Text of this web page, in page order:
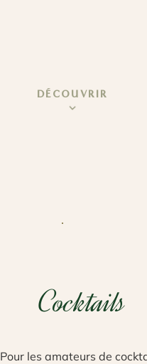
DÉCOUVRIR
Cocktails
Pour les amateurs de